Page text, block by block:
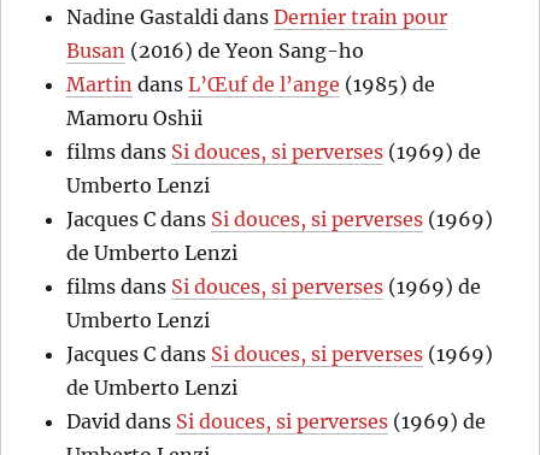
Nadine Gastaldi dansDernier train pour
Busan (2016) de Yeon Sang-ho
Martin dansL’Œuf de l’ange (1985) de
Mamoru Oshii
films dans Si douces, si perverses (1969) de
Umberto Lenzi
Jacques C dans Si douces, si perverses (1969)
de Umberto Lenzi
films dans Si douces, si perverses (1969) de
Umberto Lenzi
Jacques C dans Si douces, si perverses (1969)
de Umberto Lenzi
David dans Si douces, si perverses (1969) de